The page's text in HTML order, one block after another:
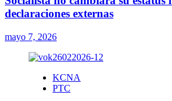
declaraciones externas
mayo 7, 2026
KCNA
PTC